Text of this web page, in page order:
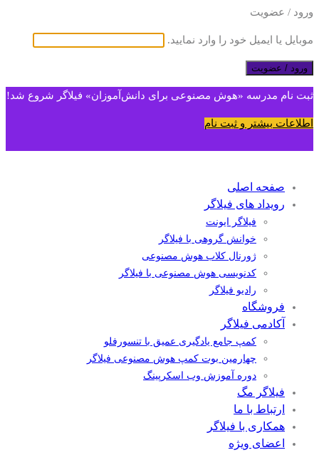
ورود / عضویت
موبایل یا ایمیل خود را وارد نمایید.
ورود / عضویت
ثبت نام مدرسه «هوش مصنوعی برای دانش‌آموزان» فیلاگر شروع شد!
اطلاعات بیشتر و ثبت نام
صفحه اصلی
رویداد های فیلاگر
فیلاگر ایونت
خوانش گروهی با فیلاگر
ژورنال کلاب هوش مصنوعی
کدنویسی هوش مصنوعی با فیلاگر
رادیو فیلاگر
فروشگاه
آکادمی فیلاگر
کمپ جامع یادگیری عمیق با تنسورفلو
چهارمین بوت کمپ هوش مصنوعی فیلاگر
دوره آموزش وب اسکرپینگ
فیلاگر مگ
ارتباط با ما
همکاری با فیلاگر
اعضای ویژه